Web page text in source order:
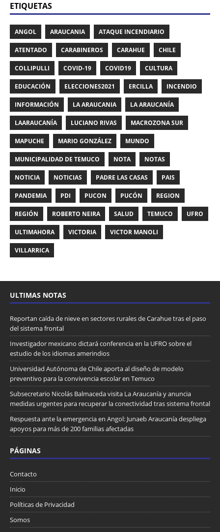
ETIQUETAS
ANGOL ARAUCANIA ATAQUE INCENDIARIO
ATENTADO CARABINEROS CARAHUE CHILE
COLLIPULLI COVID-19 COVID19 CULTURA
EDUCACIÓN ELECCIONES2021 ERCILLA INCENDIO
INFORMACIÓN LA ARAUCANIA LA ARAUCANÍA
LAARAUCANÍA LUCIANO RIVAS MACROZONA SUR
MAPUCHE MARIO GONZÁLEZ MUNDO
MUNICIPALIDAD DE TEMUCO NOTA NOTAS
NOTICIA NOTICIAS PADRE LAS CASAS PAIS
PANDEMIA PDI PUCON PUCÓN REGION
REGIÓN ROBERTO NEIRA SALUD TEMUCO UFRO
ULTIMAHORA VICTORIA VICTOR MANOLI
VILLARRICA
ULTIMAS NOTAS
Reportan caída de nieve en sectores rurales de Carahue tras el paso
del sistema frontal
Investigador mexicano dictará conferencia en la UFRO sobre el
estudio de los idiomas amerindios
Universidad Autónoma de Chile aporta al diseño de modelo
preventivo para la convivencia escolar en Temuco
Subsecretario Nicolás Balmaceda visita La Araucanía y anuncia
medidas urgentes para recuperar la conectividad tras sistema frontal
Respuesta ante la emergencia en Angol: Junaeb Araucanía despliega
apoyos para más de 200 familias afectadas
PÁGINAS
Contacto
Inicio
Políticas de Privacidad
Somos